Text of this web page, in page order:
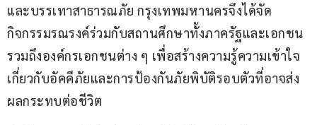
และบรรเทาสาธารณภัย กรุงเทพมหานครจึงได้จัด
กิจกรรมรณรงค์ร่วมกับสถานศึกษาทั้งภาครัฐและเอกชน
รวมถึงองค์กรเอกชนต่าง ๆ เพื่อสร้างความรู้ความเข้าใจ
เกี่ยวกับอัคคีภัยและการป้องกันภัยพิบัติรอบตัวที่อาจส่ง
ผลกระทบต่อชีวิต